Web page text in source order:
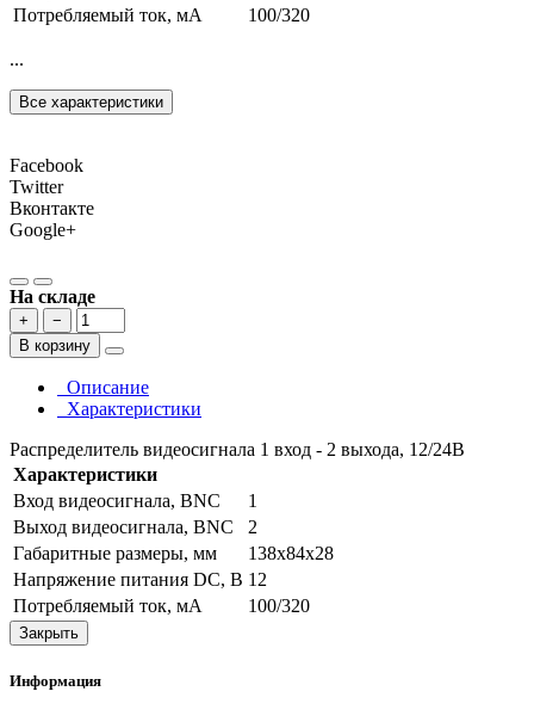
Потребляемый ток, мА
100/320
...
Все характеристики
Facebook
Twitter
Вконтакте
Google+
На складе
+
−
В корзину
Описание
Характеристики
Распределитель видеосигнала 1 вход - 2 выхода, 12/24В
Характеристики
Вход видеосигнала, BNC
1
Выход видеосигнала, BNC
2
Габаритные размеры, мм
138х84х28
Напряжение питания DC, В 12
Потребляемый ток, мА
100/320
Закрыть
Информация